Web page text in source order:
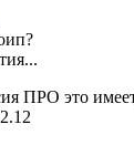
ПРО это